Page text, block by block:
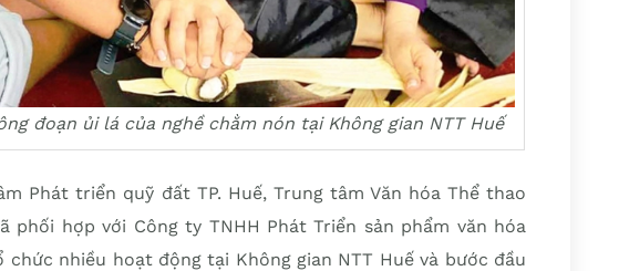
đoạn ủi lá của nghề chằm nón tại Không gian NTT Huế
Phát triển quỹ đất TP. Huế, Trung tâm Văn hóa Thể thao
phối hợp với Công ty TNHH Phát Triển sản phẩm văn hóa
chức nhiều hoạt động tại Không gian NTT Huế và bước đầu